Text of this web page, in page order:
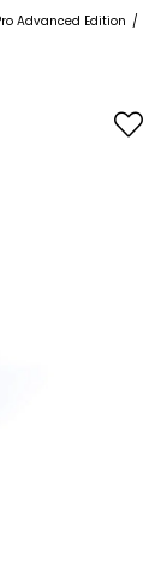
Advanced Edition